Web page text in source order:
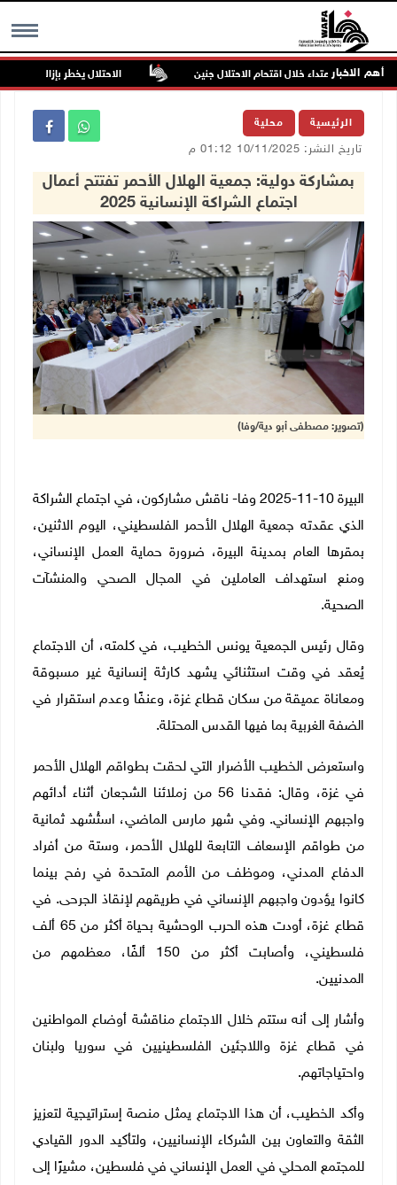
MENU أهم الاخبار
والاعتداء خلال اقتحام الاحتلال جنين الاحتلال يخطر بإزالة أشجار
الرئيسية محلية
تاريخ النشر: 10/11/2025 01:12 م
بمشاركة دولية: جمعية الهلال الأحمر تفتتح أعمال
اجتماع الشراكة الإنسانية 2025
(تصوير: مصطفى أبو دية/وفا)
البيرة 10-11-2025 وفا
- ناقش مشاركون، في اجتماع الشراكة
الذي عقدته جمعية الهلال الأحمر الفلسطيني، اليوم الاثنين،
بمقرها العام بمدينة البيرة، ضرورة حماية العمل الإنساني،
ومنع استهداف العاملين في المجال الصحي والمنشآت
الصحية.
وقال رئيس الجمعية يونس الخطيب، في كلمته، أن الاجتماع
يُعقد في وقت استثنائي يشهد كارثة إنسانية غير مسبوقة
ومعاناة عميقة من سكان قطاع غزة، وعنفًا وعدم استقرار في
الضفة الغربية بما فيها القدس المحتلة.
واستعرض الخطيب الأضرار التي لحقت بطواقم الهلال الأحمر
في غزة، وقال: فقدنا 56 من زملائنا الشجعان أثناء أدائهم
واجبهم الإنساني. وفي شهر مارس الماضي، استُشهد ثمانية
من طواقم الإسعاف التابعة للهلال الأحمر، وستة من أفراد
الدفاع المدني، وموظف من الأمم المتحدة في رفح بينما
كانوا يؤدون واجبهم الإنساني في طريقهم لإنقاذ الجرحى. في
قطاع غزة، أودت هذه الحرب الوحشية بحياة أكثر من 65 ألف
فلسطيني، وأصابت أكثر من 150 ألفًا، معظمهم من
المدنيين.
وأشار إلى أنه ستتم خلال الاجتماع مناقشة أوضاع المواطنين
في قطاع غزة واللاجئين الفلسطينيين في سوريا ولبنان
واحتياجاتهم.
وأكد الخطيب، أن هذا الاجتماع يمثل منصة إستراتيجية لتعزيز
الثقة والتعاون بين الشركاء الإنسانيين، ولتأكيد الدور القيادي
للمجتمع المحلي في العمل الإنساني في فلسطين، مشيرًا إلى